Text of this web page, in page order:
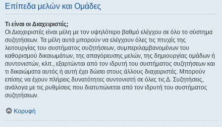
Επίπεδα μελών και Ομάδες
Τι είναι οι Διαχειριστές;
Οι Διαχειριστές είναι μέλη με τον υψηλότερο βαθμό ελέγχου σε όλο το σύστημα
συζητήσεων. Τα μέλη αυτά μπορούν να ελέγχουν όλες τις πτυχές της
λειτουργίας του συστήματος συζητήσεων, συμπεριλαμβανομένων του
καθορισμού δικαιωμάτων, της απαγόρευσης μελών, της δημιουργίας ομάδων ή
συντονιστών, κλπ., εξαρτώνται από τον ιδρυτή του συστήματος συζητήσεων και
τι δικαιώματα αυτός ή αυτή έχει δώσει στους άλλους διαχειριστές. Μπορούν
επίσης να έχουν πλήρεις δυνατότητες συντονιστή σε όλες τις Δ. Συζητήσεις,
ανάλογα με τις ρυθμίσεις που διατυπώνεται από τον ιδρυτή του συστήματος
συζητήσεων.
Κορυφή